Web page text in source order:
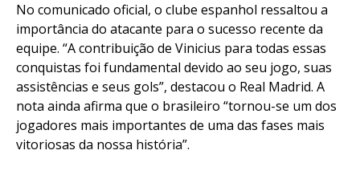
No comunicado oficial, o clube espanhol ressaltou a
importância do atacante para o sucesso recente da
equipe. “A contribuição de Vinicius para todas essas
conquistas foi fundamental devido ao seu jogo, suas
assistências e seus gols”, destacou o Real Madrid. A
nota ainda afirma que o brasileiro “tornou-se um dos
jogadores mais importantes de uma das fases mais
vitoriosas da nossa história”.